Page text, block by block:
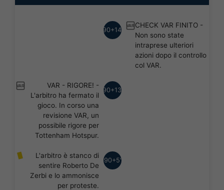
90+14'
VAR CHECK VAR FINITO -
Non sono state
intraprese ulteriori
azioni dopo il controllo
col VAR.
90+13'
VAR
VAR - RIGORE! -
L'arbitro ha fermato il
gioco. In corso una
revisione VAR, un
possibile rigore per
Tottenham Hotspur.
90+5'
L'arbitro è stanco di
sentire Roberto De
Zerbi e lo ammonisce
per proteste.